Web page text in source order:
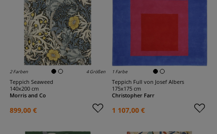
2 Farben 4 Größen
Teppich Seaweed
140x200 cm
Morris and Co
899,00 €
1 Farbe
Teppich Full von Josef Albers
175x175 cm
Christopher Farr
1 107,00 €